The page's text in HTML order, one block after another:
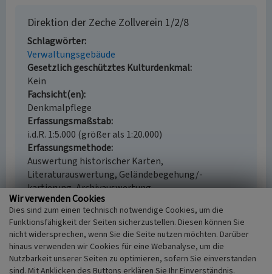
Direktion der Zeche Zollverein 1/2/8
Schlagwörter
Verwaltungsgebäude
Gesetzlich geschütztes Kulturdenkmal
Kein
Fachsicht(en)
Denkmalpflege
Erfassungsmaßstab
i.d.R. 1:5.000 (größer als 1:20.000)
Erfassungsmethode
Auswertung historischer Karten,
Literaturauswertung, Geländebegehung/-
kartierung, Archivauswertung
Historischer Zeitraum
Beginn 1906
Empfohlene Zitierweise
Wir verwenden Cookies
Dies sind zum einen technisch notwendige Cookies, um die
Funktionsfähigkeit der Seiten sicherzustellen. Diesen können Sie
nicht widersprechen, wenn Sie die Seite nutzen möchten. Darüber
hinaus verwenden wir Cookies für eine Webanalyse, um die
Nutzbarkeit unserer Seiten zu optimieren, sofern Sie einverstanden
sind. Mit Anklicken des Buttons erklären Sie Ihr Einverständnis.